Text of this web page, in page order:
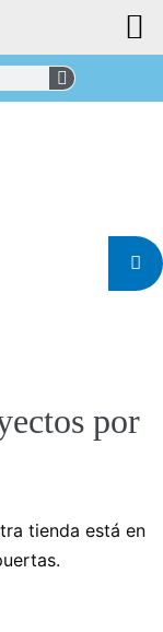
por
tienda está en